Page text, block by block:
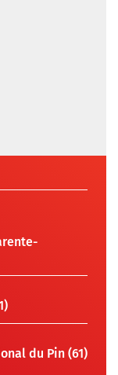
du Pin (61)